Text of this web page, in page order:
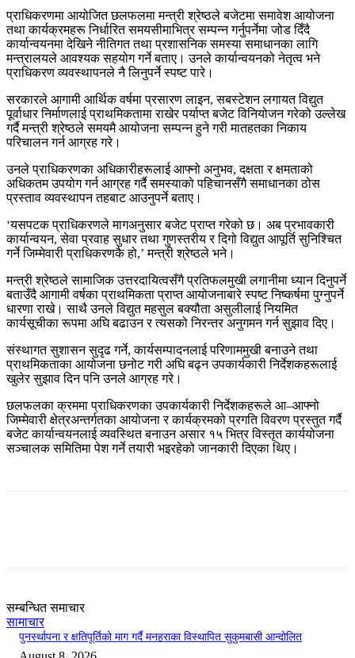
प्राधिकरणमा आयोजित छलफलमा मन्त्री श्रेष्ठले बजेटमा समावेश आयोजना
तथा कार्यक्रमहरू निर्धारित समयसीमाभित्र सम्पन्न गर्नुपर्नेमा जोड दिँदै
कार्यान्वयनमा देखिने नीतिगत तथा प्रशासनिक समस्या समाधानका लागि
मन्त्रालयले आवश्यक सहयोग गर्ने बताए। उनले कार्यान्वयनको नेतृत्व भने
प्राधिकरण व्यवस्थापनले नै लिनुपर्ने स्पष्ट पारे।
सरकारले आगामी आर्थिक वर्षमा प्रसारण लाइन, सबस्टेशन लगायत विद्युत
पूर्वाधार निर्माणलाई प्राथमिकतामा राखेर पर्याप्त बजेट विनियोजन गरेको उल्लेख
गर्दै मन्त्री श्रेष्ठले समयमै आयोजना सम्पन्न हुने गरी मातहतका निकाय
परिचालन गर्न आग्रह गरे।
उनले प्राधिकरणका अधिकारीहरूलाई आफ्नो अनुभव, दक्षता र क्षमताको
अधिकतम उपयोग गर्न आग्रह गर्दै समस्याको पहिचानसँगै समाधानका ठोस
प्रस्ताव व्यवस्थापन तहबाट आउनुपर्ने बताए।
‘यसपटक प्राधिकरणले मागअनुसार बजेट प्राप्त गरेको छ। अब प्रभावकारी
कार्यान्वयन, सेवा प्रवाह सुधार तथा गुणस्तरीय र दिगो विद्युत आपूर्ति सुनिश्चित
गर्ने जिम्मेवारी प्राधिकरणकै हो,’ मन्त्री श्रेष्ठले भने।
मन्त्री श्रेष्ठले सामाजिक उत्तरदायित्वसँगै प्रतिफलमुखी लगानीमा ध्यान दिनुपर्ने
बताउँदै आगामी वर्षका प्राथमिकता प्राप्त आयोजनाबारे स्पष्ट निष्कर्षमा पुग्नुपर्ने
धारणा राखे। साथै उनले विद्युत महसुल बक्यौता असुलीलाई नियमित
कार्यसूचीका रूपमा अघि बढाउन र त्यसको निरन्तर अनुगमन गर्न सुझाव दिए।
संस्थागत सुशासन सुदृढ गर्ने, कार्यसम्पादनलाई परिणाममुखी बनाउने तथा
प्राथमिकताका आयोजना छनोट गरी अघि बढ्न उपकार्यकारी निर्देशकहरूलाई
खुलेर सुझाव दिन पनि उनले आग्रह गरे।
छलफलका क्रममा प्राधिकरणका उपकार्यकारी निर्देशकहरूले आ–आफ्नो
जिम्मेवारी क्षेत्रअन्तर्गतका आयोजना र कार्यक्रमको प्रगति विवरण प्रस्तुत गर्दै
बजेट कार्यान्वयनलाई व्यवस्थित बनाउन असार १५ भित्र विस्तृत कार्ययोजना
सञ्चालक समितिमा पेश गर्ने तयारी भइरहेको जानकारी दिएका थिए।
सम्बन्धित समाचार
सामाचार
पुनर्स्थापना र क्षतिपूर्तिको माग गर्दै मनहराका विस्थापित सुकुमबासी आन्दोलित